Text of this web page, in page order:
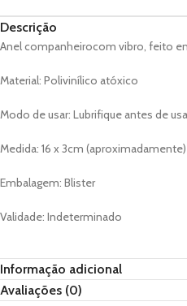
Descrição
Anel companheirocom vibro, feito
Material: Polivinílico atóxico
Modo de usar: Lubrifique antes de
Medida: 16 x 3cm (aproximadamente)
Embalagem: Blister
Validade: Indeterminado
Informação adicional
Avaliações (0)